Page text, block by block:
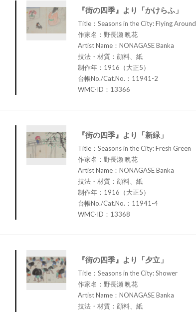
『街の四季』より「かけらふ」
Title：Seasons in the City: Flying Around
作家名：野長瀬 晩花
Artist Name：NONAGASE Banka
技法・材質：顔料、紙
制作年：1916（大正5）
台帳No./Cat.No.：11941-2
WMC-ID：13366
『街の四季』より「新緑」
Title：Seasons in the City: Fresh Green
作家名：野長瀬 晩花
Artist Name：NONAGASE Banka
技法・材質：顔料、紙
制作年：1916（大正5）
台帳No./Cat.No.：11941-4
WMC-ID：13368
『街の四季』より「夕立」
Title：Seasons in the City: Shower
作家名：野長瀬 晩花
Artist Name：NONAGASE Banka
技法・材質：顔料、紙